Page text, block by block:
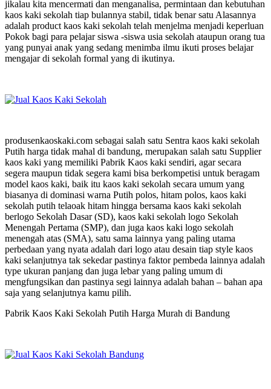
jikalau kita mencermati dan menganalisa, permintaan dan kebutuhan
kaos kaki sekolah tiap bulannya stabil, tidak benar satu Alasannya
adalah product kaos kaki sekolah telah menjelma menjadi keperluan
Pokok bagi para pelajar siswa -siswa usia sekolah ataupun orang tua
yang punyai anak yang sedang menimba ilmu ikuti proses belajar
mengajar di sekolah formal yang di ikutinya.
produsenkaoskaki.com sebagai salah satu Sentra kaos kaki sekolah
Putih harga tidak mahal di bandung, merupakan salah satu Supplier
kaos kaki yang memiliki Pabrik Kaos kaki sendiri, agar secara
segera maupun tidak segera kami bisa berkompetisi untuk beragam
model kaos kaki, baik itu kaos kaki sekolah secara umum yang
biasanya di dominasi warna Putih polos, hitam polos, kaos kaki
sekolah putih telaoak hitam hingga bersama kaos kaki sekolah
berlogo Sekolah Dasar (SD), kaos kaki sekolah logo Sekolah
Menengah Pertama (SMP), dan juga kaos kaki logo sekolah
menengah atas (SMA), satu sama lainnya yang paling utama
perbedaan yang nyata adalah dari logo atau desain tiap style kaos
kaki selanjutnya tak sekedar pastinya faktor pembeda lainnya adalah
type ukuran panjang dan juga lebar yang paling umum di
mengfungsikan dan pastinya segi lainnya adalah bahan – bahan apa
saja yang selanjutnya kamu pilih.
Pabrik Kaos Kaki Sekolah Putih Harga Murah di Bandung